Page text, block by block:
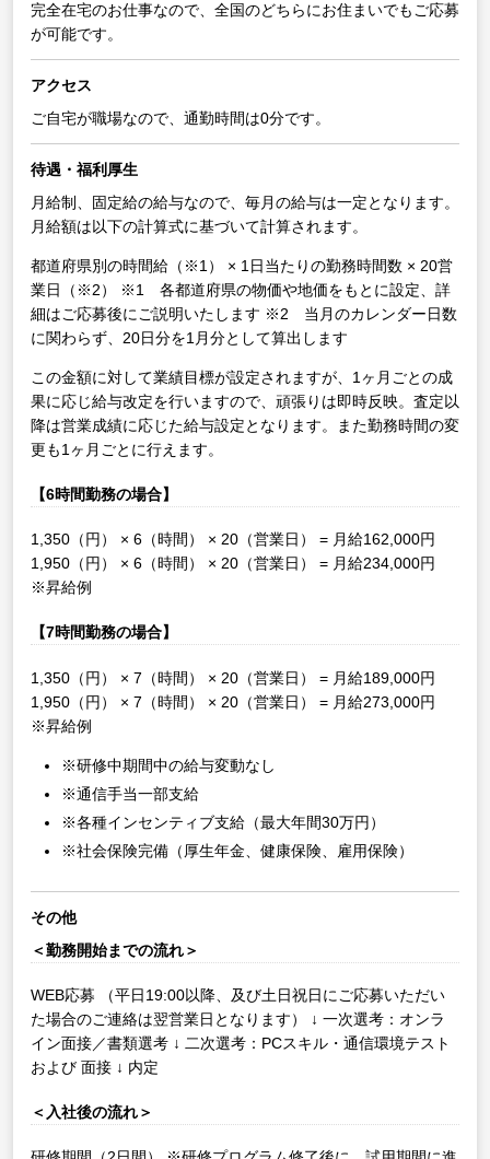
完全在宅のお仕事なので、全国のどちらにお住まいでもご応募
が可能です。
アクセス
ご自宅が職場なので、通勤時間は0分です。
待遇・福利厚生
月給制、固定給の給与なので、毎月の給与は一定となります。
月給額は以下の計算式に基づいて計算されます。
都道府県別の時間給（※1） × 1日当たりの勤務時間数 × 20営
業日（※2）
※1 各都道府県の物価や地価をもとに設定、詳
細はご応募後にご説明いたします ※2 当月のカレンダー日数
に関わらず、20日分を1月分として算出します
この金額に対して業績目標が設定されますが、1ヶ月ごとの成
果に応じ給与改定を行いますので、頑張りは即時反映。査定以
降は営業成績に応じた給与設定となります。また勤務時間の変
更も1ヶ月ごとに行えます。
【6時間勤務の場合】
1,350（円） × 6（時間） × 20（営業日） = 月給162,000円
1,950（円） × 6（時間） × 20（営業日） = 月給234,000円
※昇給例
【7時間勤務の場合】
1,350（円） × 7（時間） × 20（営業日） = 月給189,000円
1,950（円） × 7（時間） × 20（営業日） = 月給273,000円
※昇給例
※研修中期間中の給与変動なし
※通信手当一部支給
※各種インセンティブ支給（最大年間30万円）
※社会保険完備（厚生年金、健康保険、雇用保険）
その他
＜勤務開始までの流れ＞
WEB応募 （平日19:00以降、及び土日祝日にご応募いただい
た場合のご連絡は翌営業日となります）
↓ 一次選考：オンラ
イン面接／書類選考 ↓ 二次選考：PCスキル・通信環境テスト
および 面接 ↓ 内定
＜入社後の流れ＞